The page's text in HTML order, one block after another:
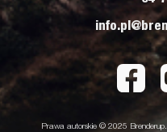
Prawa autorskie © 2025